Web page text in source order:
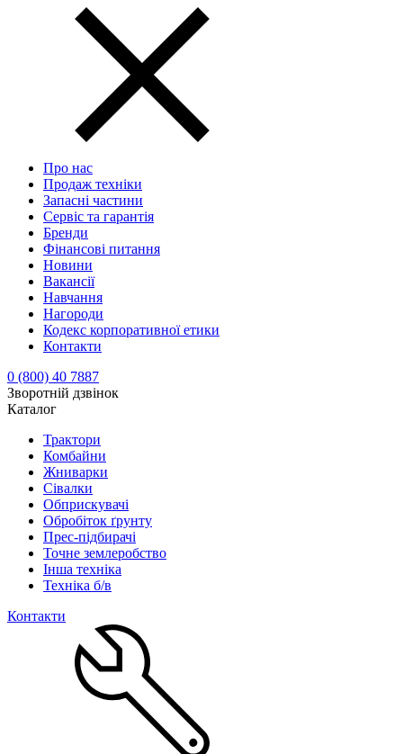
Про нас
Продаж техніки
Запасні частини
Сервіс та гарантія
Бренди
Фінансові питання
Новини
Вакансії
Навчання
Нагороди
Кодекс корпоративної етики
Контакти
0 (800) 40 7887
Зворотній дзвінок
Каталог
Трактори
Комбайни
Жниварки
Сівалки
Обприскувачі
Обробіток ґрунту
Прес-підбирачі
Точне землеробство
Інша техніка
Техніка б/в
Контакти